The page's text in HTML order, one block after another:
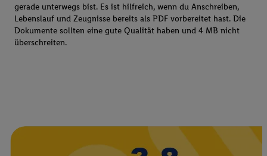
gerade unterwegs bist. Es ist hilfreich, wenn du Anschreiben,
Lebenslauf und Zeugnisse bereits als PDF vorbereitet hast. Die
Dokumente sollten eine gute Qualität haben und 4 MB nicht
überschreiten.